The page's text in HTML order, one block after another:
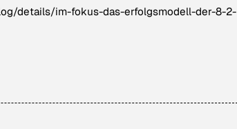
details/im-fokus-das-erfolgsmodell-der-8-2-